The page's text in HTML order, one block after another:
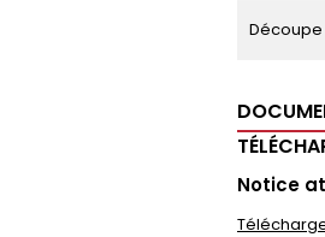
Notice